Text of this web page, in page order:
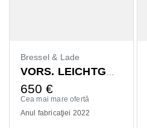
Bressel & Lade
VORS. LEICHTGUTSCHAUFEL 1400MM
650 €
Cea mai mare ofertă
Anul fabricaţiei 2022